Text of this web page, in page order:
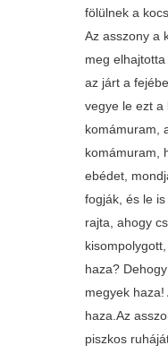
fölülnek a
Az asszony a
meg
az járt a
vegye le ezt a
komámuram,
komámuram,
ebédet,
fogják, és le
rajta, ahogy
haza?
megyek
haza.Az
piszkos